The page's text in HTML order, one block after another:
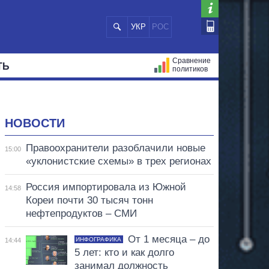
УКР РОС
Сравнение
политиков
НОВОСТИ
15:00
Правоохранители разоблачили новые
«уклонистские схемы» в трех регионах
14:58
Россия импортировала из Южной
Кореи почти 30 тысяч тонн
нефтепродуктов – СМИ
14:44 ИНФОГРАФИКА
От 1 месяца – до
5 лет: кто и как долго
занимал должность